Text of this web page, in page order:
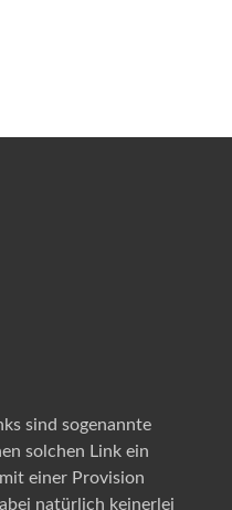
sind sogenannte
solchen Link ein
einer Provision
natürlich keinerlei